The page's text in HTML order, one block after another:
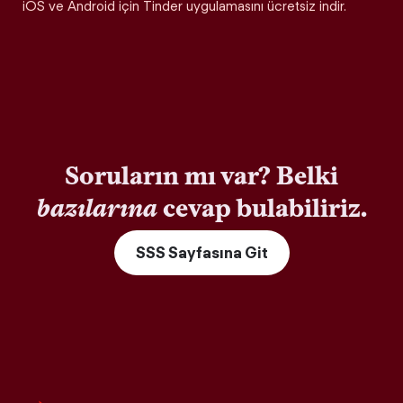
iOS ve Android için Tinder uygulamasını ücretsiz indir.
Soruların mı var? Belki
bazılarınacevap bulabiliriz.
SSS Sayfasına Git